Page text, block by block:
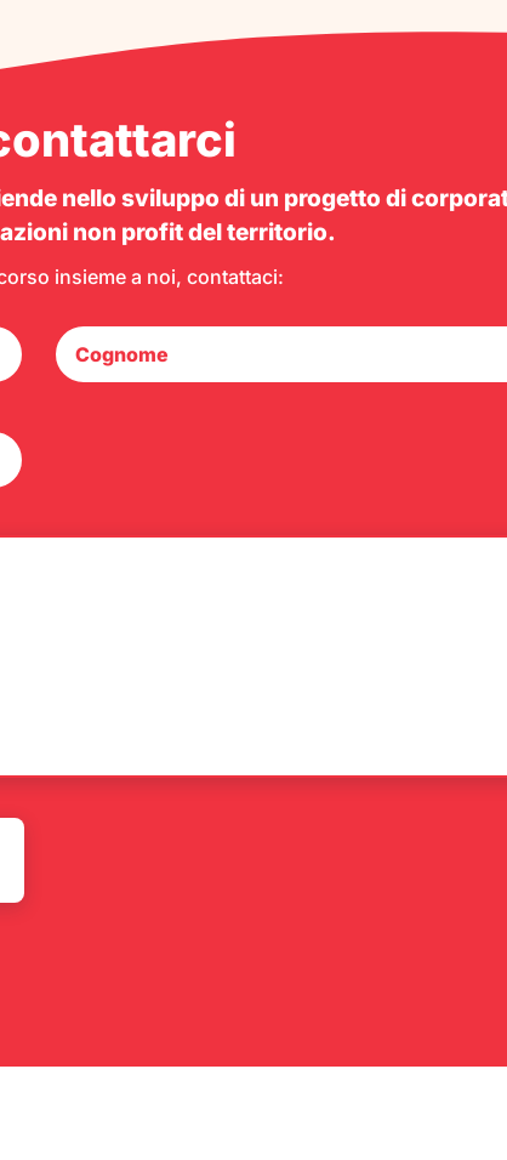
nello sviluppo di un progetto di
non profit del territorio.
insieme a noi, contattaci: